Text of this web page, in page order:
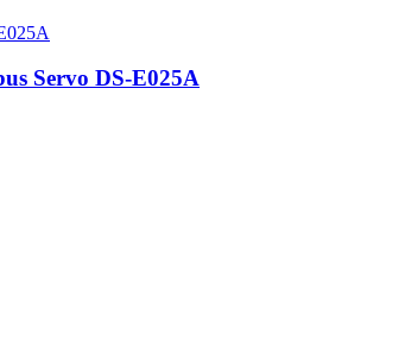
Servo DS-E025A